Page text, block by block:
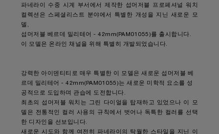
파네라이 수중 시계 부서에서 제작한 섭머저블 프로페셔널 워치
컬렉션은 스페셜리스트 분야에서 특별한 개성을 지닌 새로운 모
델,
섭머저블 베르데 밀리테어 - 42mm(PAM01055)를 출시합니다.
이 모델은 온라인 채널을 위해 특별히 개발되었습니다.
강력한 아이덴티티로 매우 특별한 이 모델은 새로운 섭머저블 베
르데 밀리테어 - 42mm(PAM01055)는 새로운 미학적 요소를 성
공적으로 도입하며 관습에 도전합니다.
최초의 섭머저블 워치는 그린 다이얼을 탑재하고 있었으나 이 모
델은 전통적인 컬러 사용의 규칙에서 벗어나 독특한 컬러를 선택
한 디자인을 선보입니다.
새로운 시도와 함께 여전히 파네라이의 탁월한 스타일을 지닌 이